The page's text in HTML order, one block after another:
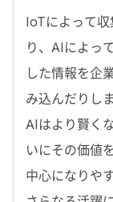
IoTによって
り、AIによっ
した情報を企
み込んだりし
AIはより賢く
いにその価値
中心になりや